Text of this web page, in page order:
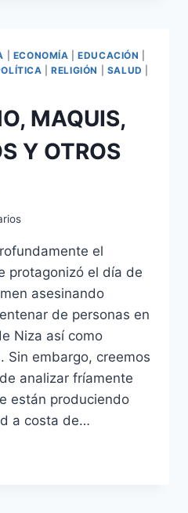
ECONOMÍA |EDUCACIÓN
|RELIGIÓN SALUD
MAQUIS,
Y OTROS
el
protagonizó el día de
asesinando
de personas en
Niza así como
Sin embargo, creemos
analizar fríamente
están produciendo
a costa de…